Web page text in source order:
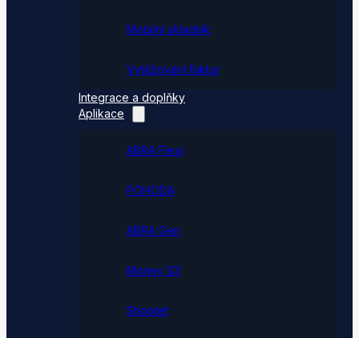
Mobilní skladník
Vytěžování faktur
Integrace a doplňky
Aplikace
ABRA Flexi
POHODA
ABRA Gen
Money S3
Shoptet